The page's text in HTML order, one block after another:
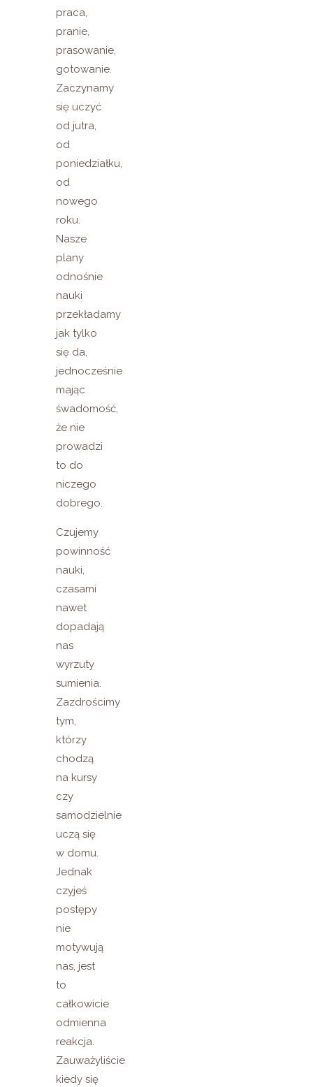
praca,
pranie,
prasowanie,
gotowanie.
Zaczynamy
się uczyć
od jutra,
od
poniedziałku,
od
nowego
roku.
Nasze
plany
odnośnie
nauki
przekładamy
jak tylko
się da,
jednocześnie
mając
śwadomość,
że nie
prowadzi
to do
niczego
dobrego.
Czujemy
powinność
nauki,
czasami
nawet
dopadają
nas
wyrzuty
sumienia.
Zazdrościmy
tym,
którzy
chodzą
na kursy
czy
samodzielnie
uczą się
w domu.
Jednak
czyjeś
postępy
nie
motywują
nas, jest
to
całkowicie
odmienna
reakcja.
Zauważyliście
kiedy się